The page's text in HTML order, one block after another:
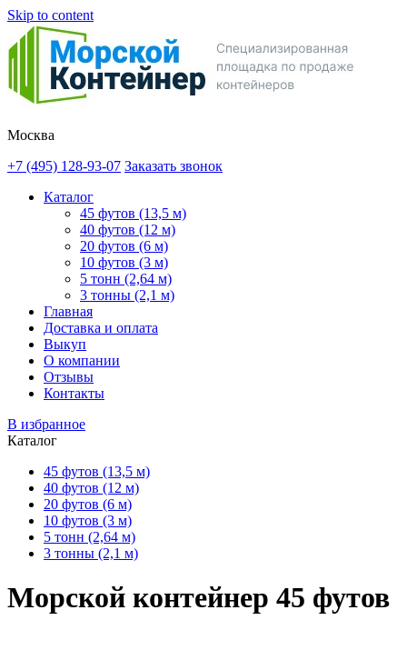
Skip to content
Москва
+7 (495) 128-93-07 Заказать звонок
Каталог
45 футов (13,5 м)
40 футов (12 м)
20 футов (6 м)
10 футов (3 м)
5 тонн (2,64 м)
3 тонны (2,1 м)
Главная
Доставка и оплата
Выкуп
О компании
Отзывы
Контакты
В избранное
Каталог
45 футов (13,5 м)
40 футов (12 м)
20 футов (6 м)
10 футов (3 м)
5 тонн (2,64 м)
3 тонны (2,1 м)
Морской контейнер 45 футов